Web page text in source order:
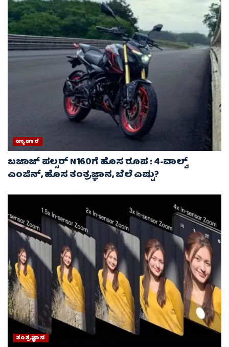
ವ್ಯಾಪಾರ
ಬಜಾಜ್ ಪಲ್ಸರ್ N160ಗೆ ಹೊಸ ರೂಪ : 4-ವಾಲ್ವ್
ಎಂಜಿನ್, ಹೊಸ ತಂತ್ರಜ್ಞಾನ, ಬೆಲೆ ಎಷ್ಟು?
ತಂತ್ರಜ್ಞಾನ